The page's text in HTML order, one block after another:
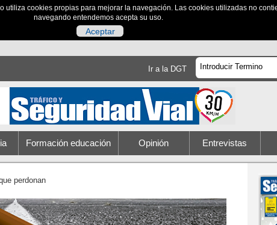
cookies propias para mejorar la navegación. Las cookies utilizadas no
navegando entendemos acepta su uso.
Aceptar
Ir a la DGT
Formación educación Opinión Entrevistas
perdonan